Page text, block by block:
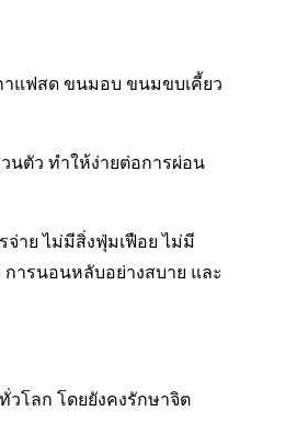
าแฟสด ขนมอบ ขนมขบเคี้ยว
นตัว ทำให้ง่ายต่อการผ่อน
าย ไม่มีสิ่งฟุ่มเฟือย ไม่มี
ารนอนหลับอย่างสบาย และ
โลก โดยยังคงรักษาจิต